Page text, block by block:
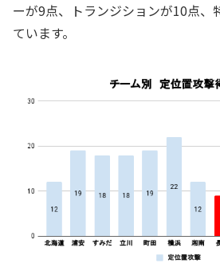
ーが9点、トランジションが10点、
ています。